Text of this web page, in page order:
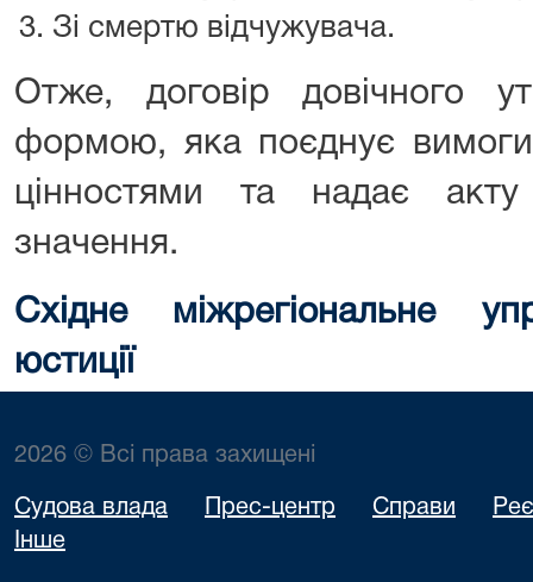
Зі смертю відчужувача.
Отже, договір довічного
формою, яка поєднує
цінностями та надає
значення.
Східне міжрегіональне
юстиції
2026 © Всі права захищені
Судова влада Прес-центр Справи
Інше